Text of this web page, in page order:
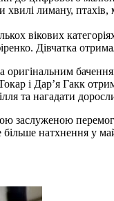
лиману,
вікових
Дівчатка
оригінальним
і Дар’я Гакк
та нагадати
заслуженою
більше натхнення у